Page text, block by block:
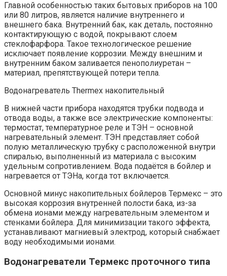
Главной особенностью таких бытовых приборов на 100
или 80 литров, является наличие внутреннего и
внешнего бака. Внутренний бак, как деталь, постоянно
контактирующую с водой, покрывают слоем
стеклофарфора. Такое технологическое решение
исключает появление коррозии. Между внешним и
внутренним баком заливается пенополиуретан –
материал, препятствующей потери тепла.
Водонагреватель Thermex накопительный
В нижней части прибора находятся трубки подвода и
отвода воды, а также все электрические компоненты:
термостат, температурное реле и ТЭН – основной
нагревательный элемент. ТЭН представляет собой
полую металлическую трубку с расположенной внутри
спиралью, выполненный из материала с высоким
удельным сопротивлением. Вода подаётся в бойлер и
нагревается от ТЭНа, когда тот включается.
Основной минус накопительных бойлеров Термекс – это
высокая коррозия внутренней полости бака, из-за
обмена ионами между нагревательным элементом и
стенками бойлера. Для минимизации такого эффекта,
устанавливают магниевый электрод, который снабжает
воду необходимыми ионами.
Водонагреватели Термекс проточного типа